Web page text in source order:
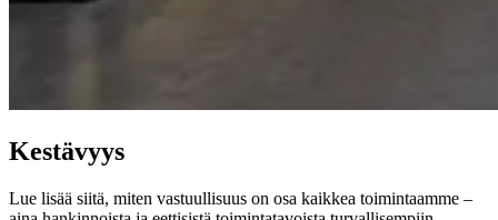
Kestävyys
Lue lisää siitä, miten vastuullisuus on osa kaikkea toimintaamme –